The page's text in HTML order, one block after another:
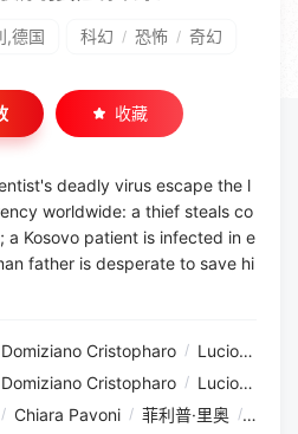
,德国 科幻 / 恐怖 / 奇幻
收藏
deadly virus escape the l
worldwide: a thief steals co
a Kosovo patient is infected in e
father is desperate to save hi
Domiziano Cristopharo / Lucio A. Rojas
Domiziano Cristopharo / Lucio A. Rojas
/ Chiara Pavoni / 菲利普·里奥 / 马克